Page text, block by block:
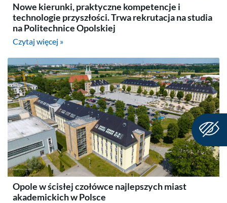
Nowe kierunki, praktyczne kompetencje i
technologie przyszłości. Trwa rekrutacja na studia
na Politechnice Opolskiej
Czytaj więcej »
Opole w ścisłej czołówce najlepszych miast
akademickich w Polsce